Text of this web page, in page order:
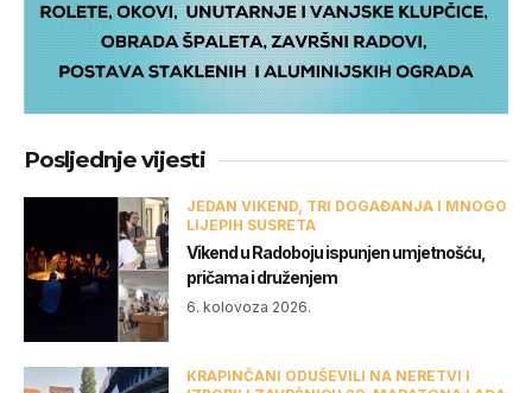
Posljednje vijesti
JEDAN VIKEND, TRI DOGAĐANJA I MNOGO
LIJEPIH SUSRETA
Vikend u Radoboju ispunjen umjetnošću,
pričama i druženjem
6. kolovoza 2026.
KRAPINČANI ODUŠEVILI NA NERETVI I